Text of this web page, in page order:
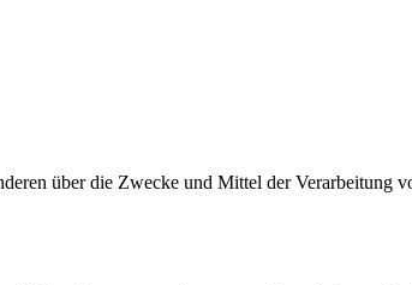
über die Zwecke und Mittel der Verarbeitung